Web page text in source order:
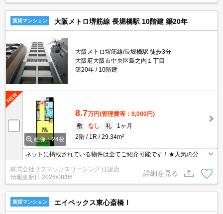
賃貸マンション 大阪メトロ堺筋線 長堀橋駅 10階建 築20年
大阪メトロ堺筋線/長堀橋駅 徒歩3分
大阪府大阪市中央区島之内１丁目
築20年
10階建
画像：24枚
8.7万円(管理費等：9,000円)
敷
なし 礼
1ヶ月
2階
1R 29.34m²
ネットに掲載されている物件は全てご紹介可能です！★人気の分譲
型マンション★初期費用クレジット決済可能★ご内覧可能です★な
んば・心斎橋徒歩圏内の好立地です★セキュリティ万全で一人暮ら
しにも安心♪
株式会社リブマックスリーシング 江坂店
情報更新日 2026/08/06
詳細を見る
賃貸マンション エイペックス東心斎橋Ⅰ